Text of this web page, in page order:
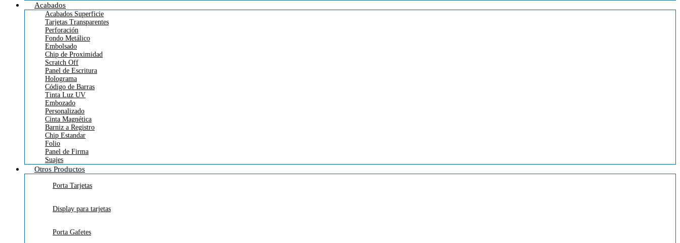
Acabados
Acabados Superficie
Tarjetas Transparentes
Perforación
Fondo Metálico
Embolsado
Chip de Proximidad
Scratch Off
Panel de Escritura
Holograma
Código de Barras
Tinta Luz UV
Embozado
Personalizado
Cinta Magnética
Barniz a Registro
Chip Estandar
Folio
Panel de Firma
Suajes
Otros Productos
Porta Tarjetas
Display para tarjetas
Porta Gafetes